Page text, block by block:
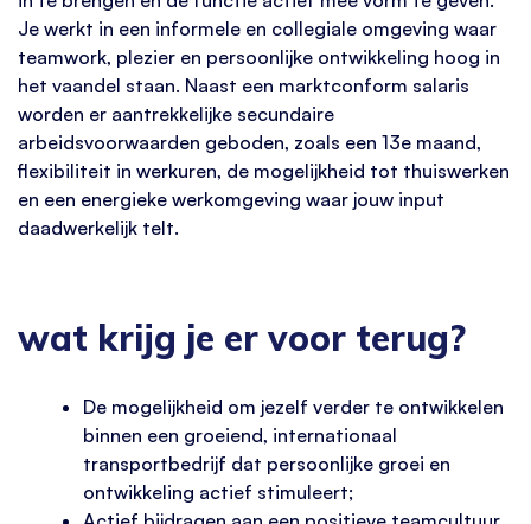
Je werkt in een informele en collegiale omgeving waar
teamwork, plezier en persoonlijke ontwikkeling hoog in
het vaandel staan. Naast een marktconform salaris
worden er aantrekkelijke secundaire
arbeidsvoorwaarden geboden, zoals een 13e maand,
flexibiliteit in werkuren, de mogelijkheid tot thuiswerken
en een energieke werkomgeving waar jouw input
daadwerkelijk telt.
wat krijg je er voor terug?
De mogelijkheid om jezelf verder te ontwikkelen
binnen een groeiend, internationaal
transportbedrijf dat persoonlijke groei en
ontwikkeling actief stimuleert;